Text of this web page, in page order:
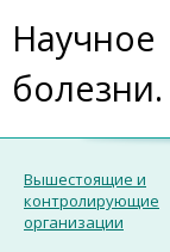
болезни.
Вышестоящие и
контролирующие
организации